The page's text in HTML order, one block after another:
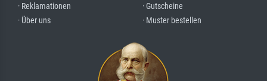
· Reklamationen
· Über uns
· Gutscheine
· Muster bestellen